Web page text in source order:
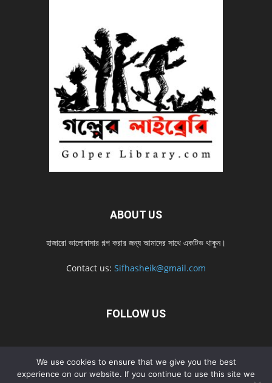
ABOUT US
হাজারো ভালোবাসার গল্প করার জন্য আমাদের সাথে একটিভ থাকুন।
Contact us: Sifhasheik@gmail.com
FOLLOW US
Home Contact us Privacy Policy শ্রেনী
শ্রেনী – mobile
Home – mobile
নতুন সব গল্প নতুন সব গল্প – mobile
নতুন সব গল্প 2022
We use cookies to ensure that we give you the best
experience on our website. If you continue to use this site we